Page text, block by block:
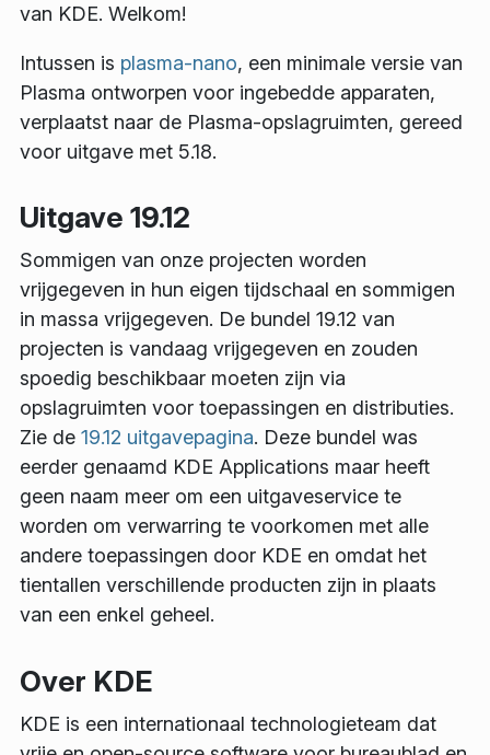
van KDE. Welkom!
Intussen is plasma-nano, een minimale versie van
Plasma ontworpen voor ingebedde apparaten,
verplaatst naar de Plasma-opslagruimten, gereed
voor uitgave met 5.18.
Uitgave 19.12
Sommigen van onze projecten worden
vrijgegeven in hun eigen tijdschaal en sommigen
in massa vrijgegeven. De bundel 19.12 van
projecten is vandaag vrijgegeven en zouden
spoedig beschikbaar moeten zijn via
opslagruimten voor toepassingen en distributies.
Zie de 19.12 uitgavepagina. Deze bundel was
eerder genaamd KDE Applications maar heeft
geen naam meer om een uitgaveservice te
worden om verwarring te voorkomen met alle
andere toepassingen door KDE en omdat het
tientallen verschillende producten zijn in plaats
van een enkel geheel.
Over KDE
KDE is een internationaal technologieteam dat